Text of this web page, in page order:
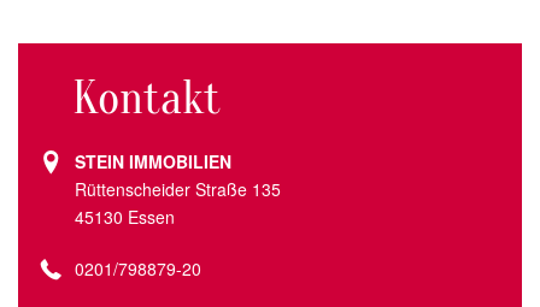
Kontakt
STEIN IMMOBILIEN
Rüttenscheider Straße 135
45130 Essen
0201/798879-20